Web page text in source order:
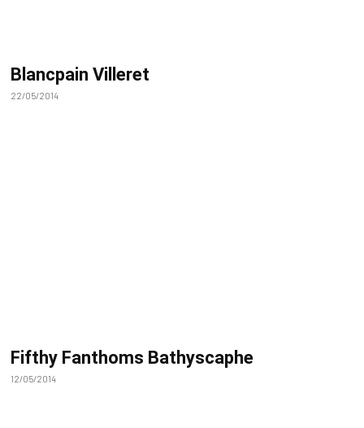
Blancpain Villeret
22/05/2014
Fifthy Fanthoms Bathyscaphe
12/05/2014